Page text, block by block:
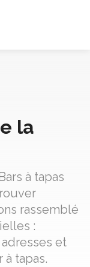
la
à tapas
rassemblé
:
et
tapas.